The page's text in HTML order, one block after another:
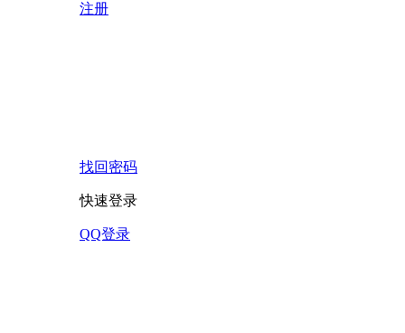
注册
找回密码
快速登录
QQ登录